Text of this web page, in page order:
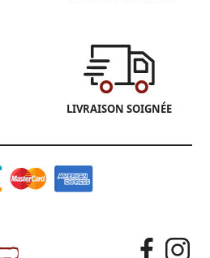
LIVRAISON SOIGNÉE